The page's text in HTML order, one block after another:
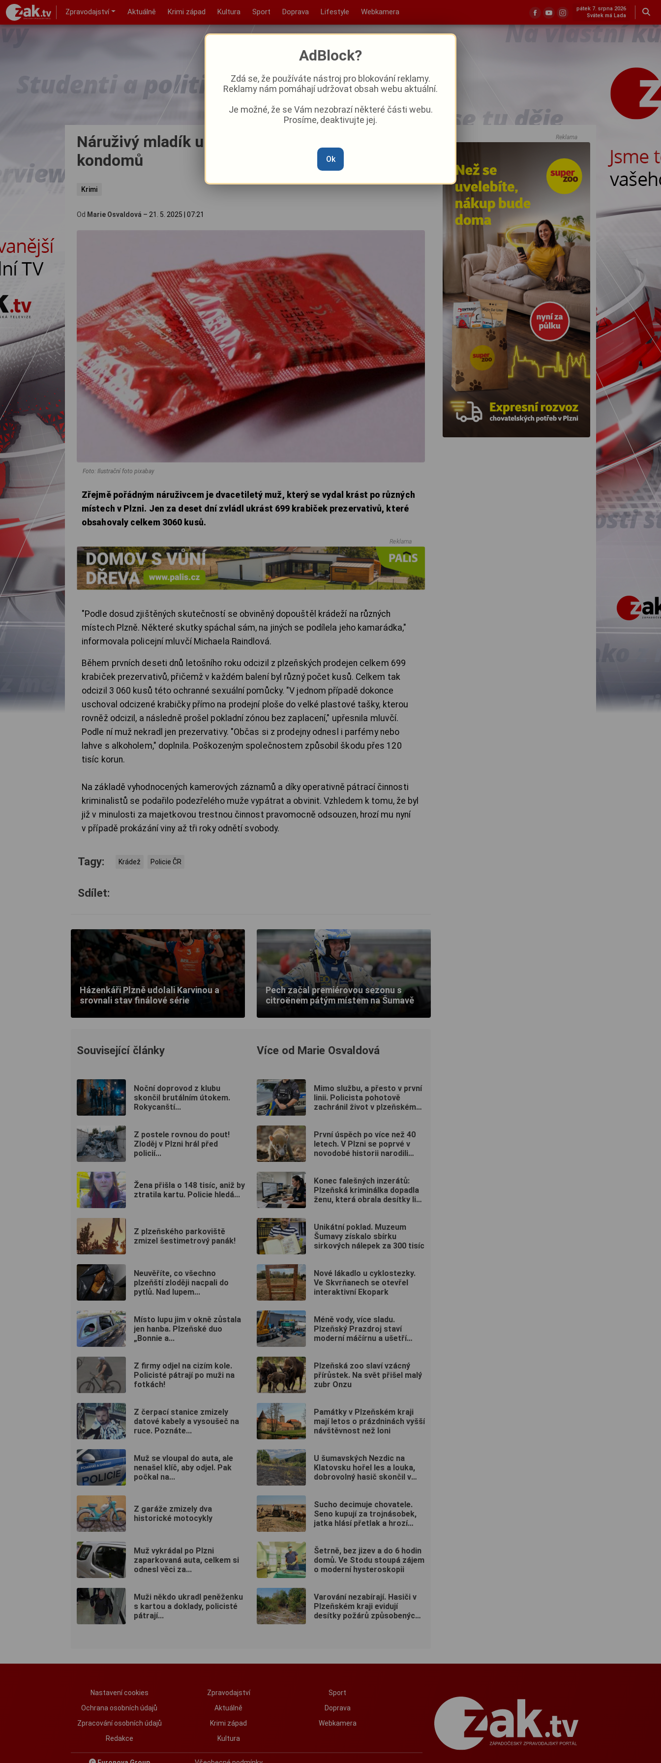
Zpravodajství Aktuálně Krimi západ Kultura Sport Doprava Lifestyle Webkamera
pátek 7. srpna 2026
Svátek má Lada
Náruživý mladík ukradl za 10 dní přes 3000
kondomů
Krimi
Od Marie Osvaldová – 21. 5. 2025 07:21
Foto: Ilustrační foto pixabay
Zřejmě pořádným náruživcem je dvacetiletý muž, který se vydal krást po různých
místech v Plzni. Jen za deset dní zvládl ukrást 699 krabiček prezervativů, které
obsahovaly celkem 3060 kusů.
Reklama
"Podle dosud zjištěných skutečností se obviněný dopouštěl krádeží na různých
místech Plzně. Některé skutky spáchal sám, na jiných se podílela jeho kamarádka,"
informovala policejní mluvčí Michaela Raindlová.
Během prvních deseti dnů letošního roku odcizil z plzeňských prodejen celkem 699
krabiček prezervativů, přičemž v každém balení byl různý počet kusů. Celkem tak
odcizil 3 060 kusů této ochranné sexuální pomůcky. "V jednom případě dokonce
uschoval odcizené krabičky přímo na prodejní ploše do velké plastové tašky, kterou
rovněž odcizil, a následně prošel pokladní zónou bez zaplacení," upřesnila mluvčí.
Podle ní muž nekradl jen prezervativy. "Občas si z prodejny odnesl i parfémy nebo
lahve s alkoholem," doplnila. Poškozeným společnostem způsobil škodu přes 120
tisíc korun.
Na základě vyhodnocených kamerových záznamů a díky operativně pátrací činnosti
kriminalistů se podařilo podezřelého muže vypátrat a obvinit. Vzhledem k tomu, že byl
již v minulosti za majetkovou trestnou činnost pravomocně odsouzen, hrozí mu nyní
v případě prokázání viny až tři roky odnětí svobody.
Tagy: Krádež Policie ČR
Sdílet:
Házenkáři Plzně udolali Karvinou a
srovnali stav finálové série
Pech začal premiérovou sezonu s
citroënem pátým místem na Šumavě
Související články
Noční doprovod z klubu
skončil brutálním útokem.
Rokycanští...
Z postele rovnou do pout!
Zloděj v Plzni hrál před
policií...
Žena přišla o 148 tisíc, aniž by
ztratila kartu. Policie hledá...
Z plzeňského parkoviště
zmizel šestimetrový panák!
Neuvěříte, co všechno
plzeňští zloději nacpali do
pytlů. Nad lupem...
Místo lupu jim v okně zůstala
jen hanba. Plzeňské duo
„Bonnie a...
Z firmy odjel na cizím kole.
Policisté pátrají po muži na
fotkách!
Z čerpací stanice zmizely
datové kabely a vysoušeč na
ruce. Poznáte...
Muž se vloupal do auta, ale
nenašel klíč, aby odjel. Pak
počkal na...
Z garáže zmizely dva
historické motocykly
Muž vykrádal po Plzni
zaparkovaná auta, celkem si
odnesl věci za...
Muži někdo ukradl peněženku
s kartou a doklady, policisté
pátrají...
Více od Marie Osvaldová
Mimo službu, a přesto v první
linii. Policista pohotově
zachránil život v plzeňském
První úspěch po více než 40
letech. V Plzni se poprvé v
novodobé historii narodili
Konec falešných inzerátů:
Plzeňská kriminálka dopadla
ženu, která obrala desítky lidí
Unikátní poklad. Muzeum
Šumavy získalo sbírku
sirkových nálepek za 300 tisíc
Nové lákadlo u cyklostezky.
Ve Skvrňanech se otevřel
interaktivní Ekopark
Méně vody, více sladu.
Plzeňský Prazdroj staví
moderní máčírnu a ušetří
Plzeňská zoo slaví vzácný
přírůstek. Na svět přišel malý
zubr Onzu
Památky v Plzeňském kraji
mají letos o prázdninách vyšší
návštěvnost než loni
U šumavských Nezdic na
Klatovsku hořel les a louka,
dobrovolný hasič skončil v
Sucho decimuje chovatele.
Seno kupují za trojnásobek,
jatka hlásí přetlak a hrozí
Šetrně, bez jizev a do 6 hodin
domů. Ve Stodu stoupá zájem
o moderní hysteroskopii
Varování nezabírají. Hasiči v
Plzeňském kraji evidují
desítky požárů způsobených
Reklama
Nastavení cookies
Ochrana osobních údajů
Zpracování osobních údajů
Redakce
Zpravodajství
Aktuálně
Krimi západ
Kultura
Sport
Doprava
Webkamera
AdBlock?
Zdá se, že používáte nástroj pro blokování reklamy.
Reklamy nám pomáhají udržovat obsah webu aktuální.
Je možné, že se Vám nezobrazí některé části webu.
Prosíme, deaktivujte jej.
Ok